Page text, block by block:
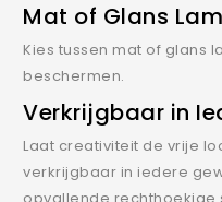
Mat of Glans
Kies tussen mat of glans
beschermen.
Verkrijgbaar in
Laat creativiteit de vrije
verkrijgbaar in iedere